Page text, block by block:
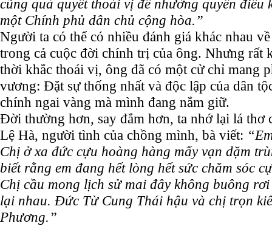
cũng quả quyết thoái vị để nhường quyền điều
một Chính phủ dân chủ cộng hòa.”
Người ta có thể có nhiều đánh giá khác nhau
trong cả cuộc đời chính trị của ông. Nhưng rất
thời khắc thoái vị, ông đã có một cử chỉ mang
vương: Đặt sự thống nhất và độc lập của dân
chính ngai vàng mà mình đang nắm giữ.
Đời thường hơn, say đắm hơn, ta nhớ lại lá thơ
Lệ Hà, người tình của chồng mình, bà viết:
Chị ở xa đức cựu hoàng hàng mấy vạn dặm
biết rằng em đang hết lòng hết sức chăm sóc
Chị cầu mong lịch sử mai đây không buông
lại nhau. Đức Từ Cung Thái hậu và chị trọn
Phương.”